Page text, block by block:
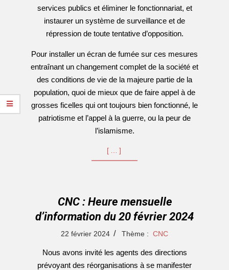
services publics et éliminer le fonctionnariat, et
instaurer un système de surveillance et de
répression de toute tentative d’opposition.
Pour installer un écran de fumée sur ces mesures
entraînant un changement complet de la société et
des conditions de vie de la majeure partie de la
population, quoi de mieux que de faire appel à de
grosses ficelles qui ont toujours bien fonctionné, le
patriotisme et l’appel à la guerre, ou la peur de
l’islamisme.
[…]
CNC : Heure mensuelle
d’information du 20 février 2024
22 février 2024 Thème : CNC
Nous avons invité les agents des directions
prévoyant des réorganisations à se manifester